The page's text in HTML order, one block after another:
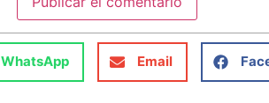
WhatsApp Email